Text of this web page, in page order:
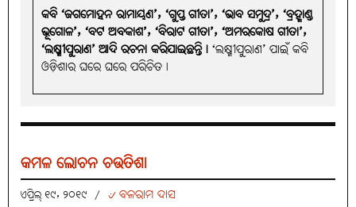
କବି ‘ଜଗମୋହନ ରାମାୟଣ’, ‘ଗୁପ୍ତ ଗୀତା’, ‘ଭାବ ସମୁଦ୍ର’, ‘ବ୍ରହ୍ମାଣ୍ଡ
ଭୂଗୋଳ’, ‘ବଟ ଅବକାଶ’, ‘ବିରାଟ ଗୀତା’, ‘ଅମରକୋଷ ଗୀତା’,
‘ଲକ୍ଷ୍ମୀପୁରାଣ’ ଆଦି ରଚନା କରିଯାଇଛନ୍ତି।‘ଲକ୍ଷ୍ମୀପୁରାଣ’ ପାଇଁ କବି
ଓଡ଼ିଶାର ଘରେ ଘରେ ପରିଚିତ।
କମଳ ଲୋଚନ ଚଉତିଶା
ଏପ୍ରିଲ୍ ୧୯, ୨୦୧୯ / ୰ ବଳରାମ ଦାସ